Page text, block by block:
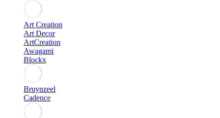
Art Creation
Art Decor
ArtCreation
Awagami
Blockx
Bruynzeel
Cadence